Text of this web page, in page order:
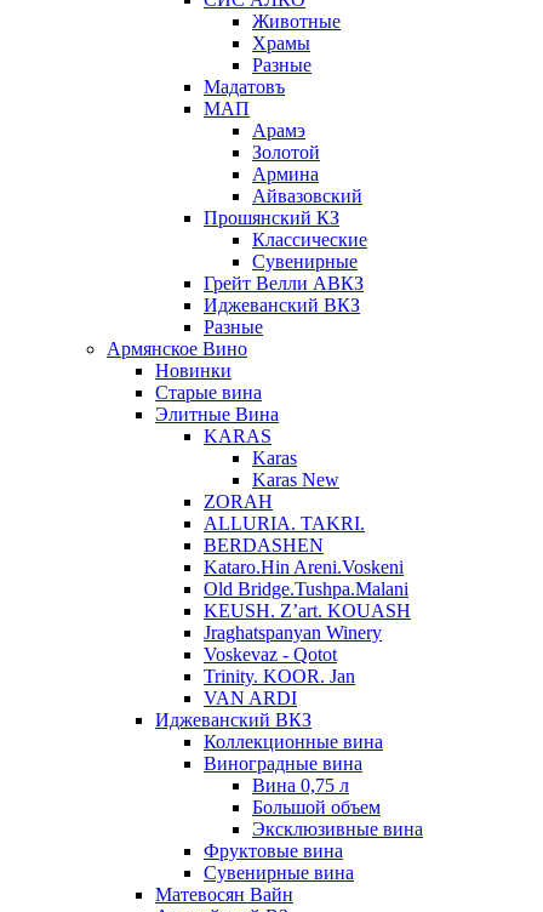
Животные
Храмы
Разные
Мадатовъ
МАП
Арамэ
Золотой
Армина
Айвазовский
Прошянский КЗ
Классические
Сувенирные
Грейт Велли АВКЗ
Иджеванский ВКЗ
Разные
Армянское Вино
Новинки
Старые вина
Элитные Вина
KARAS
Karas
Karas New
ZORAH
ALLURIA. TAKRI.
BERDASHEN
Kataro.Hin Areni.Voskeni
Old Bridge.Tushpa.Malani
KEUSH. Z’art. KOUASH
Jraghatspanyan Winery
Voskevaz - Qotot
Trinity. KOOR. Jan
VAN ARDI
Иджеванский ВКЗ
Коллекционные вина
Виноградные вина
Вина 0,75 л
Большой объем
Эксклюзивные вина
Фруктовые вина
Cувенирные вина
Матевосян Вайн